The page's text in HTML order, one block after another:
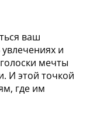
ваш
и
мечты
И этой точкой
где им